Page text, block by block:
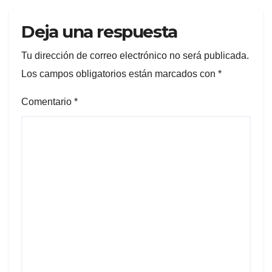
Deja una respuesta
Tu dirección de correo electrónico no será publicada.
Los campos obligatorios están marcados con *
Comentario *